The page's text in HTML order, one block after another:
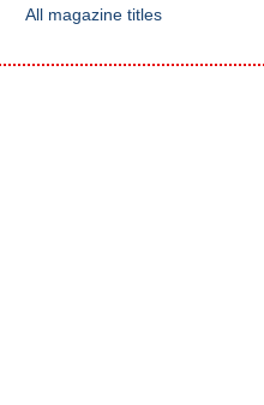
All magazine titles